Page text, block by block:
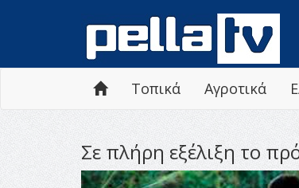
Τοπικά Αγροτικά
Σε πλήρη εξέλιξη το